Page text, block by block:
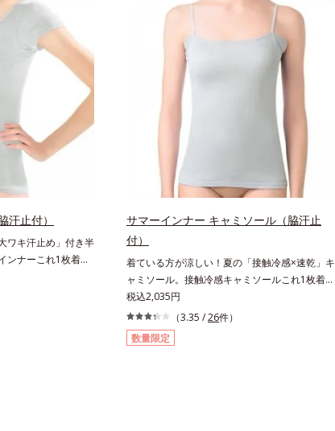
汗止付）
ワキ汗止め」付き半
ンナーこれ1枚着て
接触冷感×速乾」
ズのワキ汗止め付
アイテムです。消
撥水加工」のワキ
サマーインナー キャミソール（脇汗止
付）
着ている方が涼しい！夏の「接触冷感×速乾」キ
ャミソール。接触冷感キャミソールこれ1枚着て
いる方が、断然涼しくなる！「接触冷感×速乾」
インナーです。服を選ばず使えるキャミソール
は、初めての方におすすめのアイテムです。消臭
ワキ汗止め付き薄型で「片面撥水加工」のワキ汗
税込2,035円
（3.35 /26件）
数量限定